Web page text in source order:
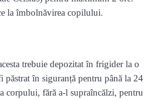
la îmbolnăvirea copilului.
trebuie depozitat în frigider la o
în siguranță pentru până la 24
corpului, fără a-l supraîncălzi, pentru